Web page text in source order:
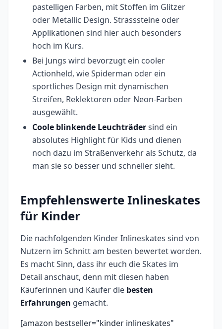
pastelligen Farben, mit Stoffen im Glitzer
oder Metallic Design. Strasssteine oder
Applikationen sind hier auch besonders
hoch im Kurs.
Bei Jungs wird bevorzugt ein cooler
Actionheld, wie Spiderman oder ein
sportliches Design mit dynamischen
Streifen, Reklektoren oder Neon-Farben
ausgewählt.
Coole blinkende Leuchträdersind ein
absolutes Highlight für Kids und dienen
noch dazu im Straßenverkehr als Schutz, da
man sie so besser und schneller sieht.
Empfehlenswerte Inlineskates
für Kinder
Die nachfolgenden Kinder Inlineskates sind von
Nutzern im Schnitt am besten bewertet worden.
Es macht Sinn, dass ihr euch die Skates im
Detail anschaut, denn mit diesen haben
Käuferinnen und Käufer die besten
Erfahrungen gemacht.
[amazon bestseller="kinder inlineskates"